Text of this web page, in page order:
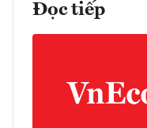
Đọc tiếp